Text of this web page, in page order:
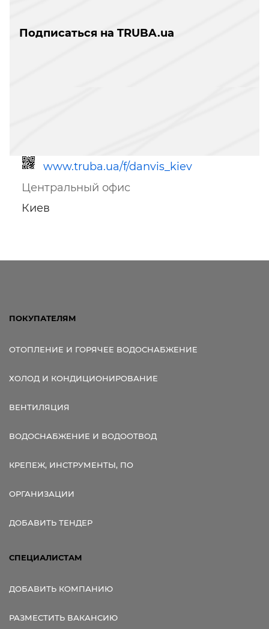
Подписаться на TRUBA.ua
www.truba.ua/f/danvis_kiev
Центральный офис
Киев
ПОКУПАТЕЛЯМ
ОТОПЛЕНИЕ И ГОРЯЧЕЕ ВОДОСНАБЖЕНИЕ
ХОЛОД И КОНДИЦИОНИРОВАНИЕ
ВЕНТИЛЯЦИЯ
ВОДОСНАБЖЕНИЕ И ВОДООТВОД
КРЕПЕЖ, ИНСТРУМЕНТЫ, ПО
ОРГАНИЗАЦИИ
ДОБАВИТЬ ТЕНДЕР
СПЕЦИАЛИСТАМ
ДОБАВИТЬ КОМПАНИЮ
РАЗМЕСТИТЬ ВАКАНСИЮ